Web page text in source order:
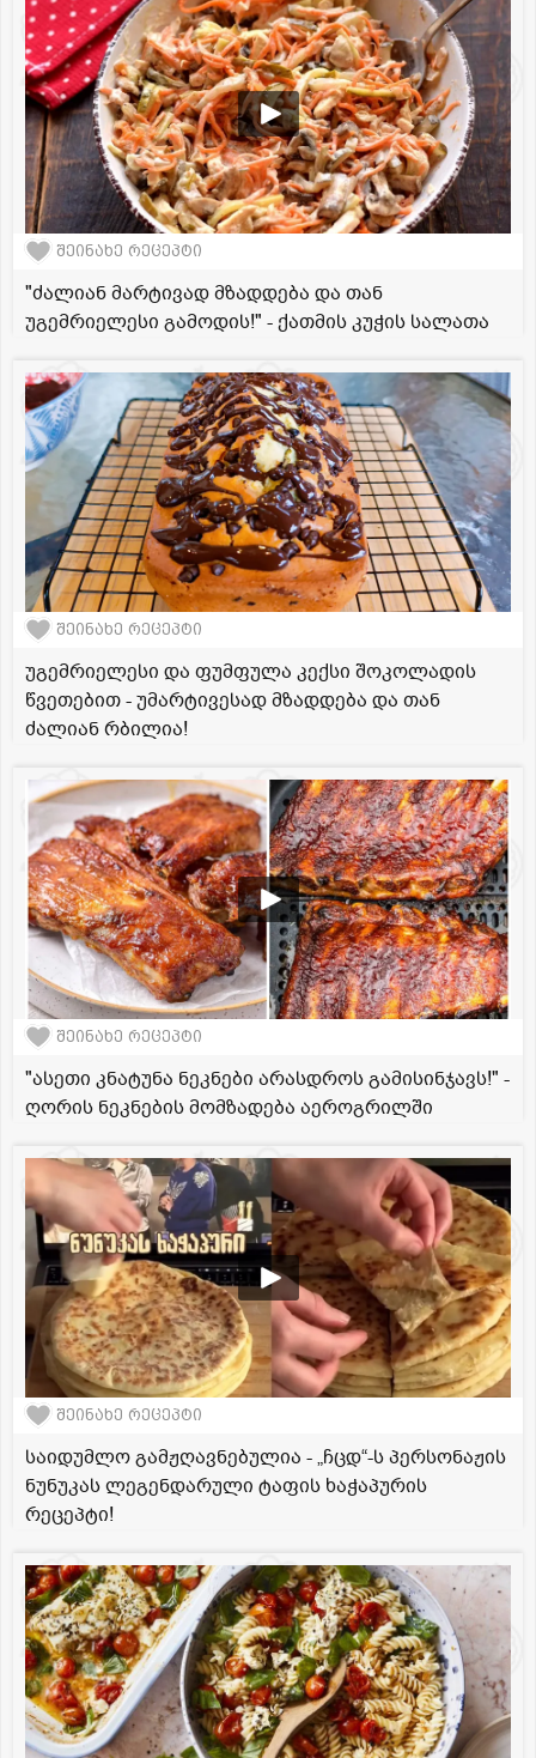
შეინახე რეცეპტი
"ძალიან მარტივად მზადდება და თან
უგემრიელესი გამოდის!" - ქათმის კუჭის სალათა
შეინახე რეცეპტი
უგემრიელესი და ფუმფულა კექსი შოკოლადის
წვეთებით - უმარტივესად მზადდება და თან
ძალიან რბილია!
შეინახე რეცეპტი
"ასეთი კნატუნა ნეკნები არასდროს გამისინჯავს!" -
ღორის ნეკნების მომზადება აეროგრილში
შეინახე რეცეპტი
საიდუმლო გამჟღავნებულია - „ჩცდ“-ს პერსონაჟის
ნუნუკას ლეგენდარული ტაფის ხაჭაპურის
რეცეპტი!